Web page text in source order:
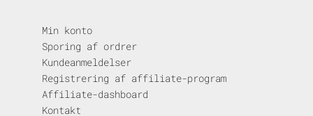
Min konto
Sporing af ordrer
Kundeanmeldelser
Registrering af affiliate-program
Affiliate-dashboard
Kontakt